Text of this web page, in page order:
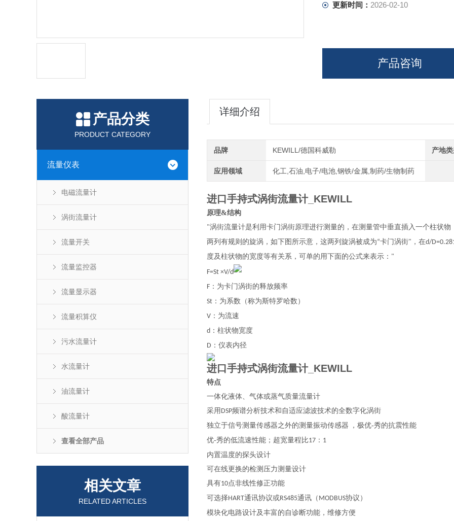
更新时间： 2026-02-10
产品咨询
产品分类
PRODUCT CATEGORY
流量仪表
电磁流量计
涡街流量计
流量开关
流量监控器
流量显示器
流量积算仪
污水流量计
水流量计
油流量计
酸流量计
查看全部产品
相关文章
RELATED ARTICLES
详细介绍
品牌 KEWILL/德国科威勒 产地
应用领域 化工,石油,电子/电池,钢铁/金属,制药/生物制药
进口手持式涡街流量计_KEWILL
原理&结构
"涡街流量计是利用卡门涡街原理进行测量的，在测量管中垂直插入一个柱状
两列有规则的旋涡，如下图所示意，这两列旋涡被成为“卡门涡街" ，在d/
度及柱状物的宽度等有关系，可单的用下面的公式来表示： "
F=St ×V/d
F ：为卡门涡街的释放频率
St ：为系数（称为斯特罗哈数）
V ：为流速
d ：柱状物宽度
D ：仪表内径
进口手持式涡街流量计_KEWILL
特点
一体化液体、气体或蒸气质量流量计
采用 DSP频谱分析技术和自适应滤波技术的全数字化涡街
独立于信号测量传感器之外的测量振动传感器
，极优-秀的抗震性能
优-秀的低流速性能；超宽量程比17 ： 1
内置温度的探头设计
可在线更换的检测压力测量设计
具有10点非线性修正功能
可选择HART通讯协议或RS485通讯（ MODBUS协议）
模块化电路设计及丰富的自诊断功能，维修方便